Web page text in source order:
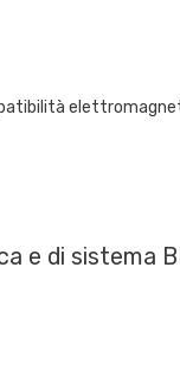
di sistema